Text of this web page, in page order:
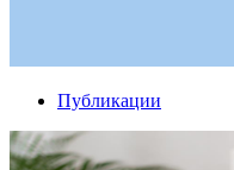
Публикации